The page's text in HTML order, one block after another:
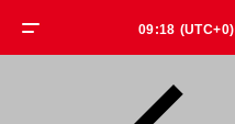
09:18 (UTC+0)